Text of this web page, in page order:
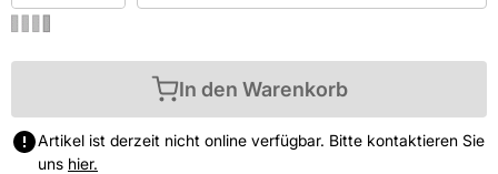
In den Warenkorb
Artikel ist derzeit nicht online verfügbar. Bitte kontaktieren Sie
uns hier.